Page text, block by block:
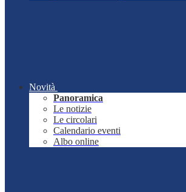
Novità
Panoramica
Le notizie
Le circolari
Calendario eventi
Albo online